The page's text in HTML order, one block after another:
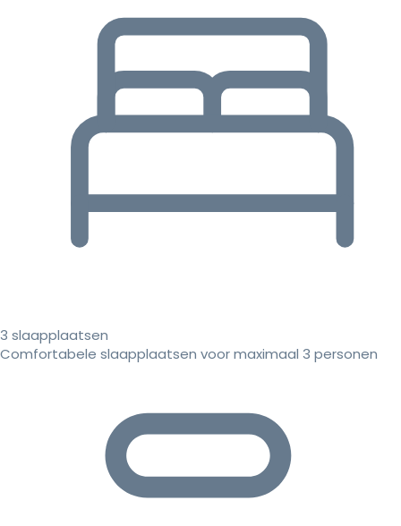
3 slaapplaatsen
Comfortabele slaapplaatsen voor maximaal 3 personen